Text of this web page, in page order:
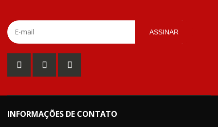
ASSINAR
INFORMAÇÕES DE CONTATO